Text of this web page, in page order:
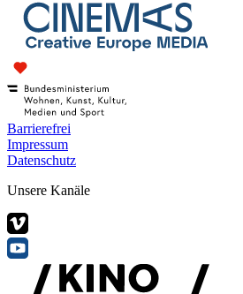
Barrierefrei
Impressum
Datenschutz
Unsere Kanäle